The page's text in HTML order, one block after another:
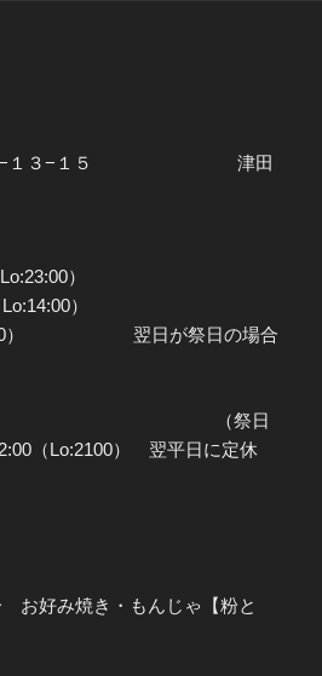
西２−１３−１５ 津田
）
（Lo:14:00）
） 翌日が祭日の場合
曜日 （祭日
（Lo:2100） 翌平日に定休
好み焼き・もんじゃ【粉と